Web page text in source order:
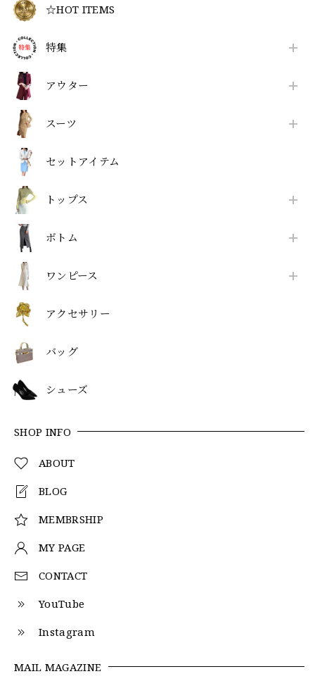
☆HOT ITEMS
特集
アウター
スーツ
セットアイテム
トップス
ボトム
ワンピース
アクセサリー
バッグ
シューズ
SHOP INFO
ABOUT
BLOG
MEMBRSHIP
MY PAGE
CONTACT
YouTube
Instagram
MAIL MAGAZINE